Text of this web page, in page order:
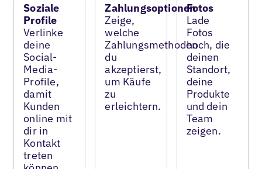
Soziale
Profile
Verlinke
deine
Social-
Media-
Profile,
damit
Kunden
online mit
dir in
Kontakt
treten
Zahlungsoptionen
Zeige,
welche
Zahlungsmethoden
du
akzeptierst,
um Käufe
zu
erleichtern.
Fotos
Lade
Fotos
hoch, die
deinen
Standort,
deine
Produkte
und dein
Team
zeigen.